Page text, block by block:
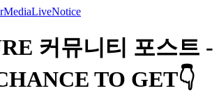
MediaLiveNotice
커뮤니티 포스트 -
TO GET👇